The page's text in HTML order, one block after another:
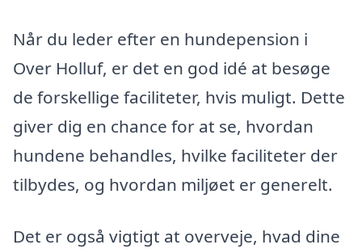
Når du leder efter en hundepension i
Over Holluf, er det en god idé at besøge
de forskellige faciliteter, hvis muligt. Dette
giver dig en chance for at se, hvordan
hundene behandles, hvilke faciliteter der
tilbydes, og hvordan miljøet er generelt.
Det er også vigtigt at overveje, hvad dine